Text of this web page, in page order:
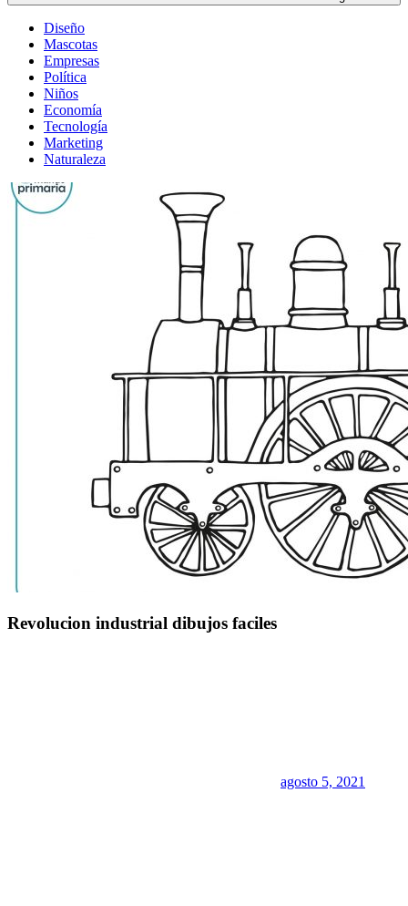
Diseño
Mascotas
Empresas
Política
Niños
Economía
Tecnología
Marketing
Naturaleza
Revolucion industrial dibujos faciles
agosto 5, 2021